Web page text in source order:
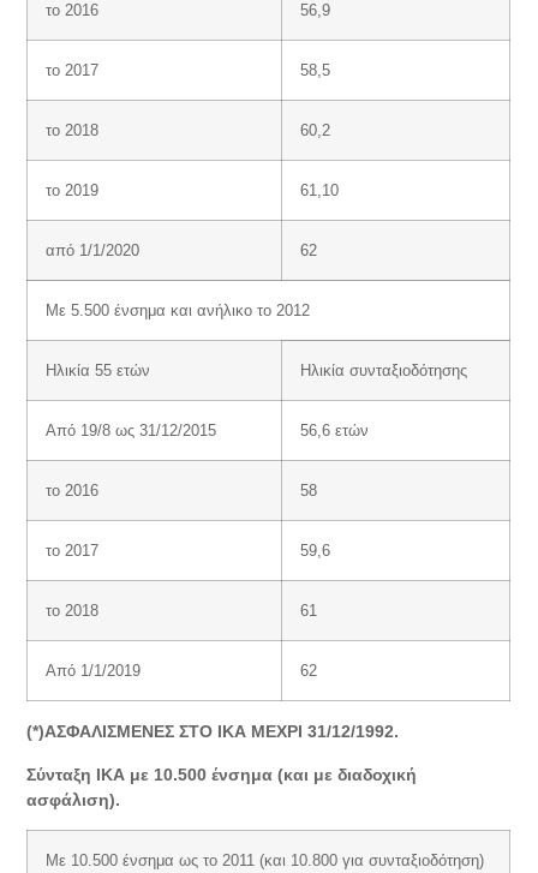
το 2016 56,9
το 2017 58,5
το 2018 60,2
το 2019 61,10
από 1/1/2020 62
Με 5.500 ένσημα και ανήλικο το 2012
Ηλικία 55 ετών Ηλικία συνταξιοδότησης
Από 19/8 ως 31/12/2015 56,6 ετών
το 2016 58
το 2017 59,6
το 2018 61
Από 1/1/2019 62
(*)ΑΣΦΑΛΙΣΜΕΝΕΣ ΣΤΟ ΙΚΑ ΜΕΧΡΙ 31/12/1992.
Σύνταξη ΙΚΑ με 10.500 ένσημα (και με διαδοχική
ασφάλιση).
Με 10.500 ένσημα ως το 2011 (και 10.800 για συνταξιοδότηση)